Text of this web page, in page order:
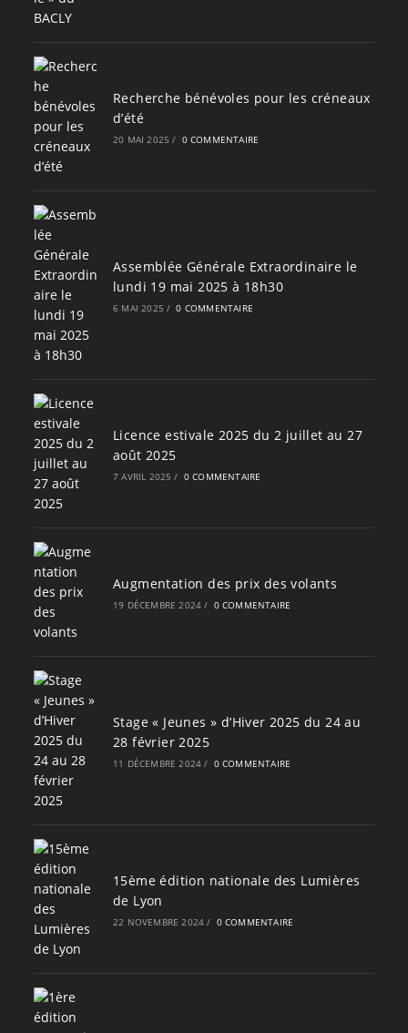
Recherche bénévoles pour les créneaux
d’été
20 MAI 2025 / 0 COMMENTAIRE
Assemblée Générale Extraordinaire le
lundi 19 mai 2025 à 18h30
6 MAI 2025 / 0 COMMENTAIRE
Licence estivale 2025 du 2 juillet au 27
août 2025
7 AVRIL 2025 / 0 COMMENTAIRE
Augmentation des prix des volants
19 DÉCEMBRE 2024 / 0 COMMENTAIRE
Stage « Jeunes » d’Hiver 2025 du 24 au
28 février 2025
11 DÉCEMBRE 2024 / 0 COMMENTAIRE
15ème édition nationale des Lumières
de Lyon
22 NOVEMBRE 2024 / 0 COMMENTAIRE